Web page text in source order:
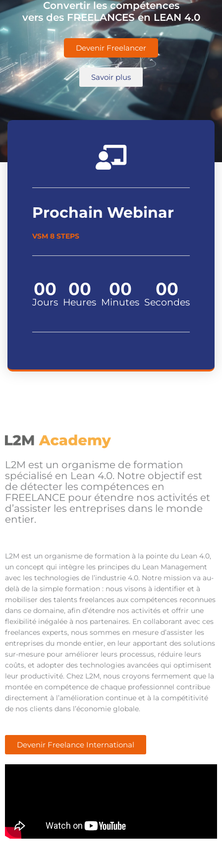
Convertir les compétences
vers des FREELANCES en LEAN 4.0
Devenir Freelancer
Savoir plus
Prochain Webinar
VSM 8 STEPS
00
Jours
00
Heures
00
Minutes
00
Secondes
L2M est un organisme de formation
spécialisé en Lean 4.0. Notre objectif est
de détecter les compétences en
FREELANCE pour étendre nos activités et
d’assister les entreprises dans le monde
entier.
L2M est un organisme de formation à la pointe du Lean 4.0,
un concept qui intègre les principes du Lean Management
avec les technologies de l’industrie 4.0. Notre mission va au-
delà de la simple formation : nous visons à identifier et à
mobiliser des talents freelances aux compétences reconnues
dans ce domaine, afin d’étendre nos activités et offrir une
flexibilité inégalée à nos partenaires. En collaborant avec ces
freelances experts, nous sommes en mesure d’assister les
entreprises du monde entier, en leur apportant des solutions
sur-mesure pour améliorer leurs processus, réduire leurs
coûts, et adopter des technologies avancées qui optimisent
leur productivité. Chez L2M, nous croyons fermement que la
montée en compétence de chaque professionnel contribue
directement à l’amélioration continue et à la compétitivité
de nos clients dans l’économie globale.
Devenir Freelance International